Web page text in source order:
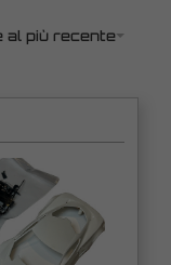
al più recente